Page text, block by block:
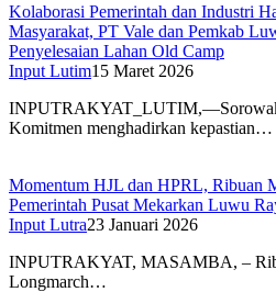
Kolaborasi Pemerintah dan Industri
Masyarakat, PT Vale dan Pemkab
Penyelesaian Lahan Old Camp
Input Lutim15 Maret 2026
Komitmen menghadirkan kepastian…
Momentum HJL dan HPRL, Ribuan
Pemerintah Pusat Mekarkan Luwu
Input Lutra23 Januari 2026
INPUTRAKYAT, MASAMBA, –
Longmarch…